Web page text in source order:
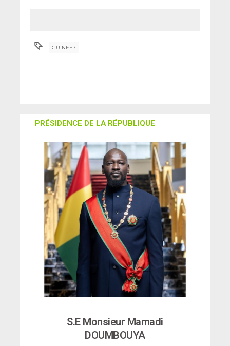
GUINEE7
PRÉSIDENCE DE LA RÉPUBLIQUE
S.E Monsieur Mamadi
DOUMBOUYA